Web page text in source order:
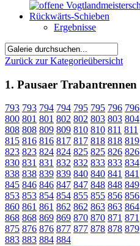
Ergebnisse
Zurück zur Kategorieübersicht
1. Pausaer Trabantrennen
793 793 794 794 795 795 796 796
800 801 801 802 802 803 803 804
808 808 809 809 810 810 811 811
815 816 816 817 817 818 818 819
823 823 824 824 825 825 826 826
830 831 831 832 832 833 833 834
838 838 839 839 840 840 841 841
845 846 846 847 847 848 848 849
853 853 854 854 855 855 856 856
860 861 861 862 862 863 863 864
868 868 869 869 870 870 871 871
875 876 876 877 877 878 878 879
883 883 884 884